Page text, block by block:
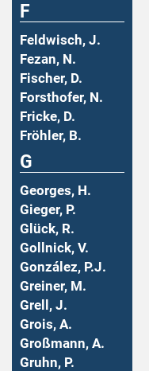
F
Feldwisch, J.
Fezan, N.
Fischer, D.
Forsthofer, N.
Fricke, D.
Fröhler, B.
G
Georges, H.
Gieger, P.
Glück, R.
Gollnick, V.
González, P.J.
Greiner, M.
Grell, J.
Grois, A.
Großmann, A.
Gruhn, P.